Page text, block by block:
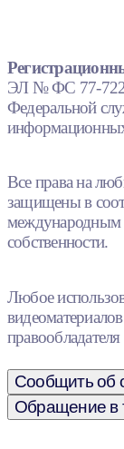
ЭЛ № ФС 77-
Федеральной
Все права на
защищены в
международным
собственности.
Любое
Сообщить об
Обращение в